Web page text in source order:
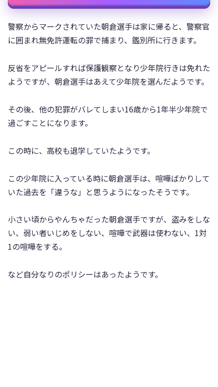
警察からマークされていた朝倉選手は家に帰ると、警察官
に囲まれ無免許運転の罪で捕まり、鑑別所に行きます。
反省をアピールすれば保護観察となり少年院行きは免れた
ようですが、朝倉選手はあえて少年院を選んだようです。
その後、他の犯罪がバレてしまい16歳から1年半少年院で
過ごすことになります。
この時に、高校も退学していたようです。
この少年院に入っている時に朝倉選手は、喧嘩ばかりして
いた過去を「違うな」と思うようになったそうです。
小さい頃からやんちゃだった朝倉選手ですが、盗みをしな
い、弱い者いじめをしない、喧嘩で武器は使わない、1対
1の喧嘩をする。
など自分なりのポリシーはあったようです。